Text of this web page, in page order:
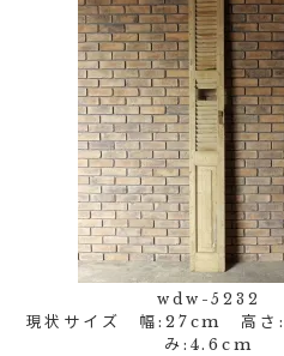
wdw-5232
現状サイズ 幅:27cm 高
み:4.6cm